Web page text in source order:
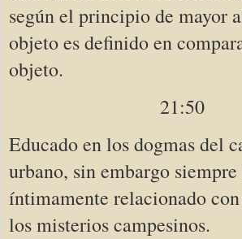
según el principio de mayor
objeto es definido en
objeto.
21:50
Educado en los dogmas del
urbano, sin embargo
íntimamente relacionado
los misterios campesinos.